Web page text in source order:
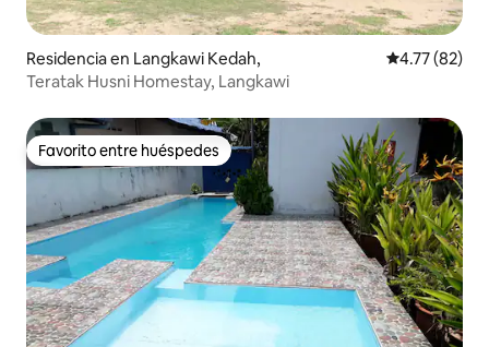
Residencia en Langkawi Kedah, Calificación
4.77 (82)
Teratak Husni Homestay, Langkawi
Favorito entre huéspedes
Favorito entre huéspedes